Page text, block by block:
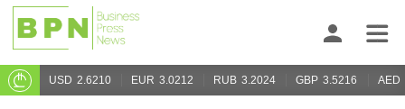
USD 2.6210 EUR 3.0212 RUB 3.2024 GBP 3.5216 AED